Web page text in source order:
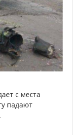
с места
падают